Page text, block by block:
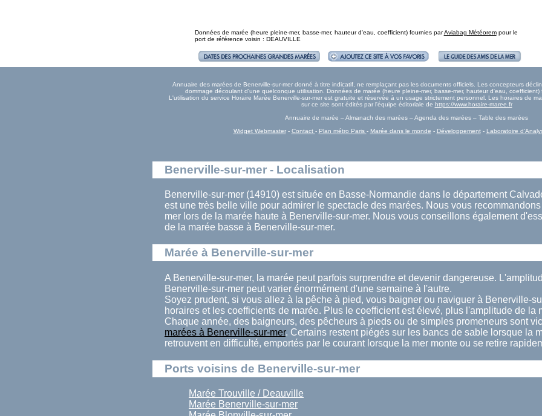
Données de marée (heure pleine-mer, basse-mer, hauteur d'eau, coefficient) fournies parAviabag Météorempour le
port de référence voisin : DEAUVILLE
Annuaire des marées de Benerville-sur-mer donné à titre indicatif, ne remplaçant pas les documents officiels. Les concepteurs
dommage découlant d'une quelconque utilisation. Données de marée (heure pleine-mer, basse-mer, hauteur d'eau, coefficient)
L'utilisation du service Horaire Marée Benerville-sur-mer est gratuite et réservée à un usage strictement personnel. Les horaires de
sur ce site sont édités par l'équipe éditoriale de https://www.horaire-maree.fr
Annuaire de marée – Almanach des marées – Agenda des marées – Table des marées
Widget Webmaster- Contact - Plan métro Paris - Marée dans le monde - Développement- Laboratoire
Benerville-sur-mer - Localisation
Benerville-sur-mer (14910) est située en Basse-Normandie dans le département
est une très belle ville pour admirer le spectacle des marées. Nous vous
mer lors de la marée haute à Benerville-sur-mer. Nous vous conseillons également
de la marée basse à Benerville-sur-mer.
Marée à Benerville-sur-mer
A Benerville-sur-mer, la marée peut parfois surprendre et devenir dangereuse.
Benerville-sur-mer peut varier énormément d'une semaine à l'autre.
Soyez prudent, si vous allez à la pêche à pied, vous baigner ou naviguer à Benerville-
horaires et les coefficients de marée. Plus le coefficient est élevé, plus l'amplitude de la
Chaque année, des baigneurs, des pêcheurs à pieds ou de simples promeneurs sont
marées à Benerville-sur-mer. Certains restent piégés sur les bancs de sable lorsque la
retrouvent en difficulté, emportés par le courant lorsque la mer monte ou se retire
Ports voisins de Benerville-sur-mer
Marée Trouville / Deauville
Marée Benerville-sur-mer